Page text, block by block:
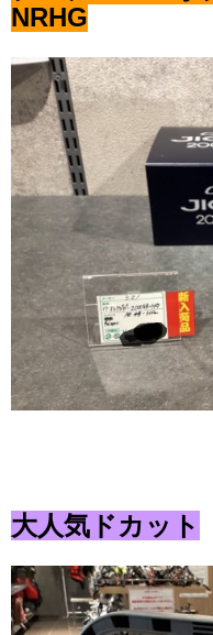
NRHG
大人気ドカット